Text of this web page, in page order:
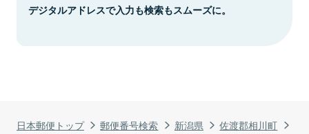
日本郵便トップ 郵便番号検索 新潟県
佐渡郡相川町
デジタルアドレスで入力も検索もスムーズに。